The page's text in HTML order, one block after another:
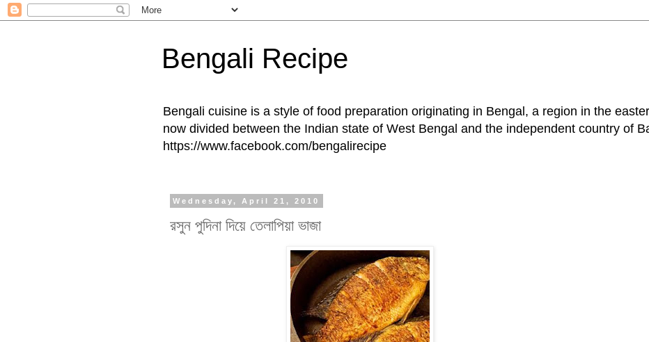
Bengali Recipe
Bengali cuisine is a style of food preparation originating in Bengal, a region in the
now divided between the Indian state of West Bengal and the independent country of
https://www.facebook.com/bengalirecipe
Wednesday, April 21, 2010
রসুন পুদিনা দিয়ে তেলাপিয়া ভাজা